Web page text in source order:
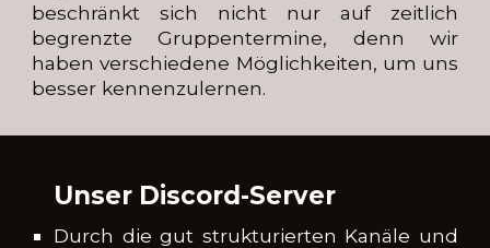
beschränkt sich nicht nur auf zeitlich
begrenzte Gruppentermine, denn wir
haben verschiedene Möglichkeiten, um uns
besser kennenzulernen.
Unser Discord-Server
Durch die gut strukturierten Kanäle und